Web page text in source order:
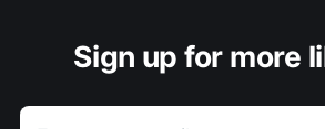
Sign up for more